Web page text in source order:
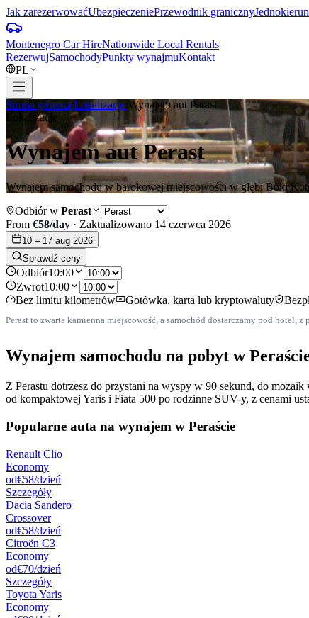
Jak zarezerwowaćUbezpieczeniePrzewodnik graniczny
Montenegro Car HireNationwide Local Rentals
RezerwujSamochodyPunkty wynajmuKontakt
PL
Strona główna/Lokalizacje Wynajem aut Perast
Lokalizacje
Wynajem aut Perast
Wynajem samochodu w barokowej miejscowości w głębi Boki
Odbiór w Perast
From €58/day · Zaktualizowano 14 czerwca 2026
10 – 17 aug 2026
Sprawdź ceny
Odbiór10:00
Zwrot10:00
Bez limitu kilometrów
Gotówka, karta lub kryptowaluty
Perast to zwarta kamienna miejscowość, a samochód dostarczamy pod
Wynajem samochodu na pobyt w
Z Perastu dotrzesz do przystani na wyspy w 90 sekund, do
od kompaktowej Yaris i Fiata 500 po rodzinne SUV-y, z cenami
Popularne auta na wynajem w Peraście
Renault Clio
Economy
od€58/dzień
Szczegóły
Dacia Sandero
Crossover
od€58/dzień
Citroën C3
Economy
od€70/dzień
Szczegóły
Toyota Yaris
Economy